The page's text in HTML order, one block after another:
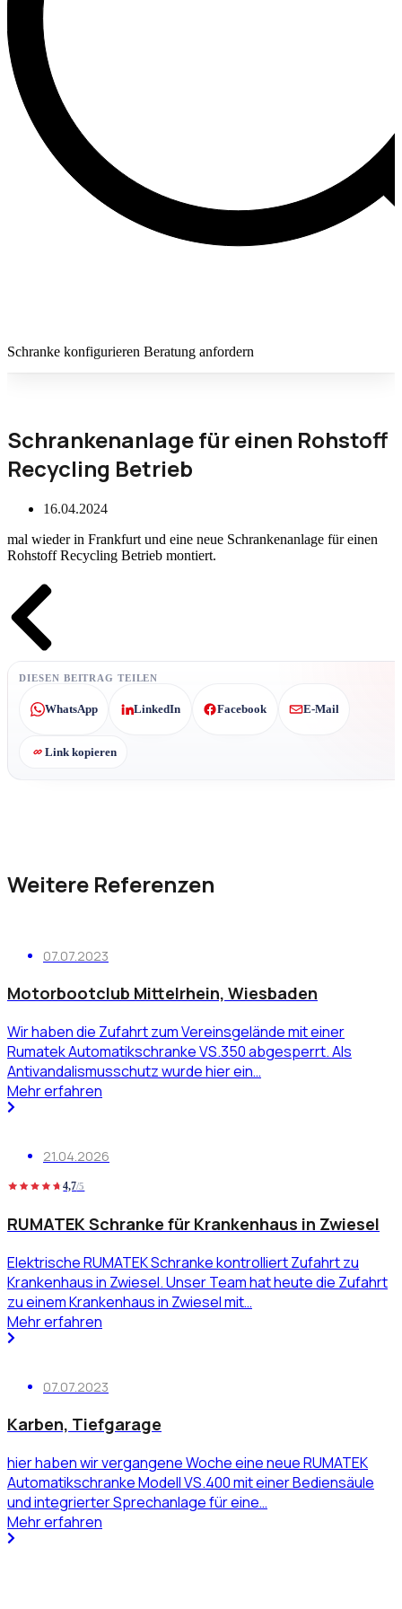
Schranke konfigurieren Beratung anfordern
Schrankenanlage für einen Rohstoff
Recycling Betrieb
16.04.2024
mal wieder in Frankfurt und eine neue Schrankenanlage für einen
Rohstoff Recycling Betrieb montiert.
DIESEN BEITRAG TEILEN
WhatsApp LinkedIn Facebook E-Mail
Link kopieren
Weitere Referenzen
07.07.2023
Motorbootclub Mittelrhein, Wiesbaden
Wir haben die Zufahrt zum Vereinsgelände mit einer
Rumatek Automatikschranke VS.350 abgesperrt. Als
Antivandalismusschutz wurde hier ein…
Mehr erfahren
21.04.2026
4,7/5
RUMATEK Schranke für Krankenhaus in Zwiesel
Elektrische RUMATEK Schranke kontrolliert Zufahrt zu
Krankenhaus in Zwiesel. Unser Team hat heute die Zufahrt
zu einem Krankenhaus in Zwiesel mit…
Mehr erfahren
07.07.2023
Karben, Tiefgarage
hier haben wir vergangene Woche eine neue RUMATEK
Automatikschranke Modell VS.400 mit einer Bediensäule
und integrierter Sprechanlage für eine…
Mehr erfahren